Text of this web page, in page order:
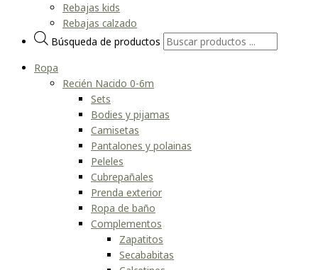
Rebajas kids
Rebajas calzado
Búsqueda de productos
Ropa
Recién Nacido 0-6m
Sets
Bodies y pijamas
Camisetas
Pantalones y polainas
Peleles
Cubrepañales
Prenda exterior
Ropa de baño
Complementos
Zapatitos
Secababitas